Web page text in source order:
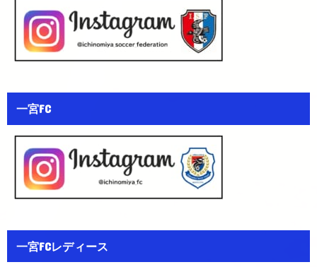
一宮FC
一宮FCレディース